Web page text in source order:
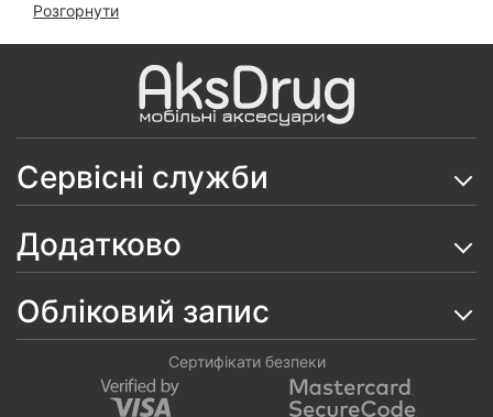
Захисне скло Monkey King на Samsung A16/ A17/
Чохол Clear Case 2 mm на Samsung Galaxy A16
Чохол Protective Camera Ring на Samsung Galaxy
Скло Ceramics 9D на Samsung Galaxy A16/ A26/
Чохол WAVE Gleam на Samsung Galaxy A16
Чохол Space Camera на Samsung Galaxy A16
Скло 6D ESD Crown на Samsung Galaxy A16
Чохол Pretty Things на Samsung Galaxy A16
Розгорнути
Сервісні служби
Додатково
Обліковий запис
Сертифікати безпеки